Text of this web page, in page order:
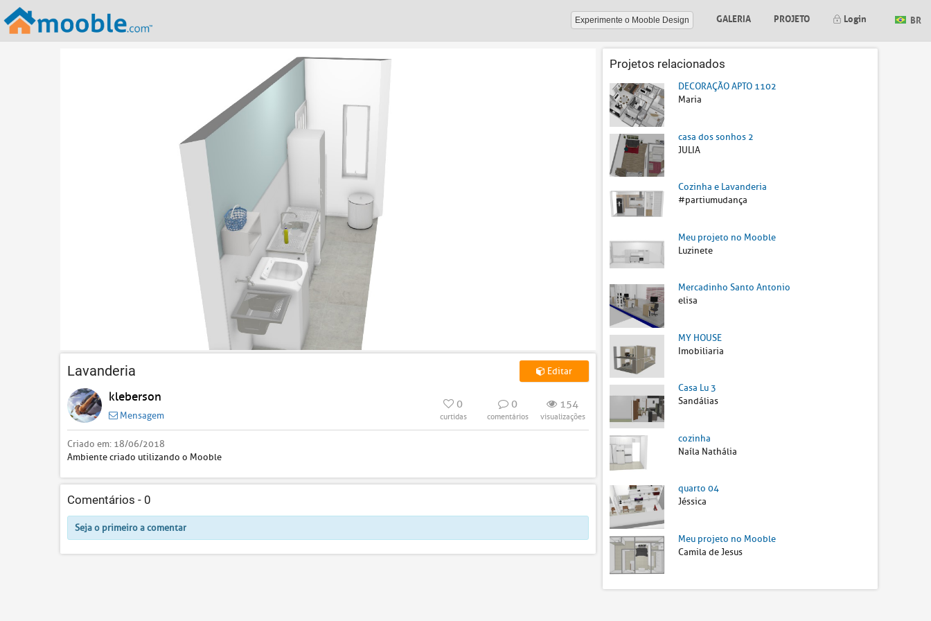
Experimente o Mooble Design GALERIA PROJETO Login BR
Lavanderia Editar
kleberson
Mensagem
0
curtidas
0
comentários
154
visualizações
Criado em: 18/06/2018
Ambiente criado utilizando o Mooble
Comentários - 0
Seja o primeiro a comentar
Projetos relacionados
DECORAÇÃO APTO 1102
Maria
casa dos sonhos 2
JULIA
Cozinha e Lavanderia
#partiumudança
Meu projeto no Mooble
Luzinete
Mercadinho Santo Antonio
elisa
MY HOUSE
Imobiliaria
Casa Lu 3
Sandálias
cozinha
Naíla Nathália
quarto 04
Jéssica
Meu projeto no Mooble
Camila de Jesus